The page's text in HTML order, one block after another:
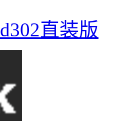
直装版